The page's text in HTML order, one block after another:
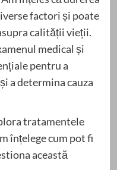
factori și poate
calității vieții.
medical și
pentru a
a determina cauza
tratamentele
înțelege cum pot fi
această